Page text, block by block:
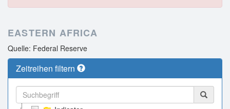
EASTERN AFRICA
Quelle: Federal Reserve
Zeitreihen filtern